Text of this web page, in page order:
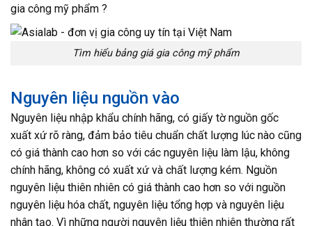
gia công mỹ phẩm ?
Tìm hiểu bảng giá gia công mỹ phẩm
Nguyên liệu nguồn vào
Nguyên liệu nhập khẩu chính hãng, có giấy tờ nguồn gốc
xuất xứ rõ ràng, đảm bảo tiêu chuẩn chất lượng lúc nào cũng
có giá thành cao hơn so với các nguyên liệu làm lậu, không
chính hãng, không có xuất xứ và chất lượng kém. Nguồn
nguyên liệu thiên nhiên có giá thành cao hơn so với nguồn
nguyên liệu hóa chất, nguyên liệu tổng hợp và nguyên liệu
nhân tạo. Vì những người nguyên liệu thiên nhiên thường rất